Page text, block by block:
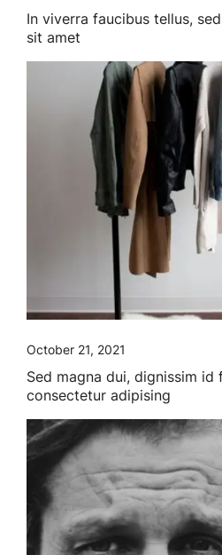
In viverra faucibus tellus,
sit amet
October 21, 2021
Sed magna dui, dignissim id
consectetur adipising